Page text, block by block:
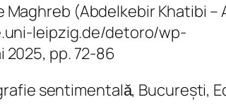
(Abdelkebir Khatibi –
leipzig.de/detoro/wp-
pp. 72-86
sentimentalǎ, București,